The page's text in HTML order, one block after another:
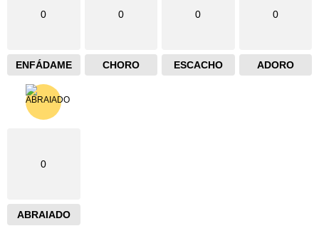
0
ENFÁDAME
0
CHORO
0
ESCACHO
0
ADORO
0
ABRAIADO